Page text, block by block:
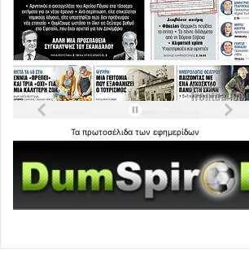
Τα πρωτοσέλιδα των εφημερίδων